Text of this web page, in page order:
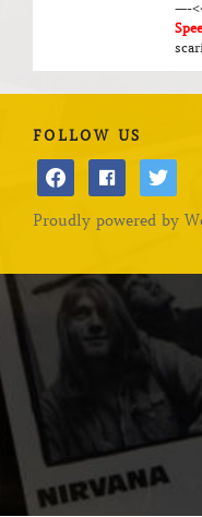
—-
FOLLOW US
facebookfacebooktwitter
Proudly powered by